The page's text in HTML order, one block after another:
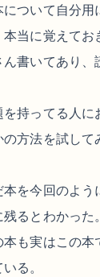
ついて自分用
当に覚えてお
書いてあり
持ってる人に
の方法を試し
を今回のよう
るとわかっ
も実はこの
る。